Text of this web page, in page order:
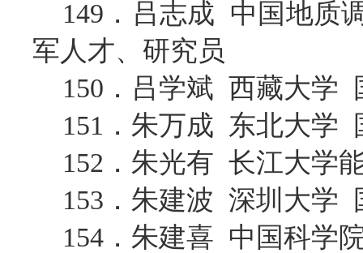
149．吕志成 中国地质
军人才、研究员
150．吕学斌 西藏大学
151．朱万成 东北大学
152．朱光有 长江大学
153．朱建波 深圳大学
154．朱建喜 中国科学